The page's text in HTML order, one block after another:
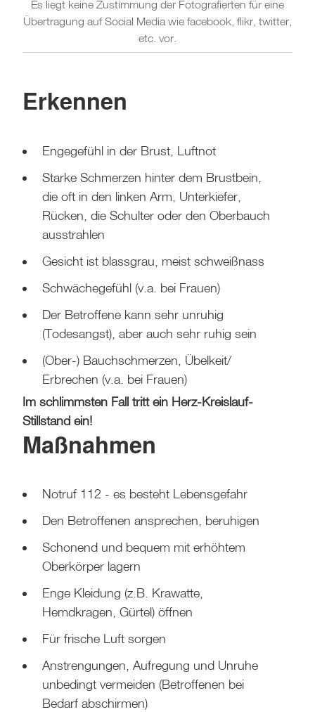
Es liegt keine Zustimmung der Fotografierten für eine
Übertragung auf Social Media wie facebook, flikr, twitter,
etc. vor.
Erkennen
Engegefühl in der Brust, Luftnot
Starke Schmerzen hinter dem Brustbein,
die oft in den linken Arm, Unterkiefer,
Rücken, die Schulter oder den Oberbauch
ausstrahlen
Gesicht ist blassgrau, meist schweißnass
Schwächegefühl (v.a. bei Frauen)
Der Betroffene kann sehr unruhig
(Todesangst), aber auch sehr ruhig sein
(Ober-) Bauchschmerzen, Übelkeit/
Erbrechen (v.a. bei Frauen)
Im schlimmsten Fall tritt ein Herz-Kreislauf-
Stillstand ein!
Maßnahmen
Notruf 112 - es besteht Lebensgefahr
Den Betroffenen ansprechen, beruhigen
Schonend und bequem mit erhöhtem
Oberkörper lagern
Enge Kleidung (z.B. Krawatte,
Hemdkragen, Gürtel) öffnen
Für frische Luft sorgen
Anstrengungen, Aufregung und Unruhe
unbedingt vermeiden (Betroffenen bei
Bedarf abschirmen)